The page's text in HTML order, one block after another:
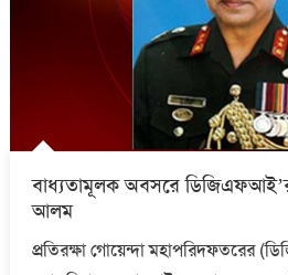
বাধ্যতামূলক অবসরে
আলম
প্রতিরক্ষা গোয়েন্দা মহাপরিদফতরের